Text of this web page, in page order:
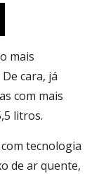
mais
cara, já
com mais
litros.
tecnologia
de ar quente,